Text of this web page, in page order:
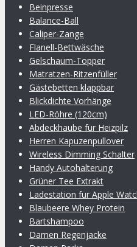
Beinpresse
Balance-Ball
Caliper-Zange
Flanell-Bettwäsche
Gelschaum-Topper
Matratzen-Ritzenfüller
Gästebetten klappbar
Blickdichte Vorhänge
LED-Röhre (120cm)
Abdeckhaube für Heizpilz
Herren Kapuzenpullover
Wireless Dimming Schalter
Handy Autohalterung
Grüner Tee Extrakt
Ladestation für Apple
Blaubeere Whey Protein
Bartshampoo
Damen Regenjacke